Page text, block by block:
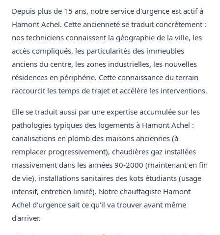
Depuis plus de 15 ans, notre service d'urgence est actif à
Hamont Achel. Cette ancienneté se traduit concrètement :
nos techniciens connaissent la géographie de la ville, les
accès compliqués, les particularités des immeubles
anciens du centre, les zones industrielles, les nouvelles
résidences en périphérie. Cette connaissance du terrain
raccourcit les temps de trajet et accélère les interventions.
Elle se traduit aussi par une expertise accumulée sur les
pathologies typiques des logements à Hamont Achel :
canalisations en plomb des maisons anciennes (à
remplacer progressivement), chaudières gaz installées
massivement dans les années 90-2000 (maintenant en fin
de vie), installations sanitaires des kots étudiants (usage
intensif, entretien limité). Notre chauffagiste Hamont
Achel d'urgence sait ce qu'il va trouver avant même
d'arriver.